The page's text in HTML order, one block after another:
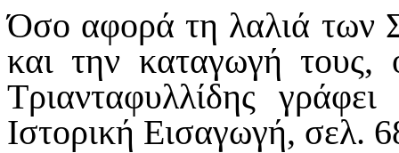
Όσο αφορά τη λαλιά των
και την καταγωγή
Τριανταφυλλίδης
Ιστορική Εισαγωγή, σελ.